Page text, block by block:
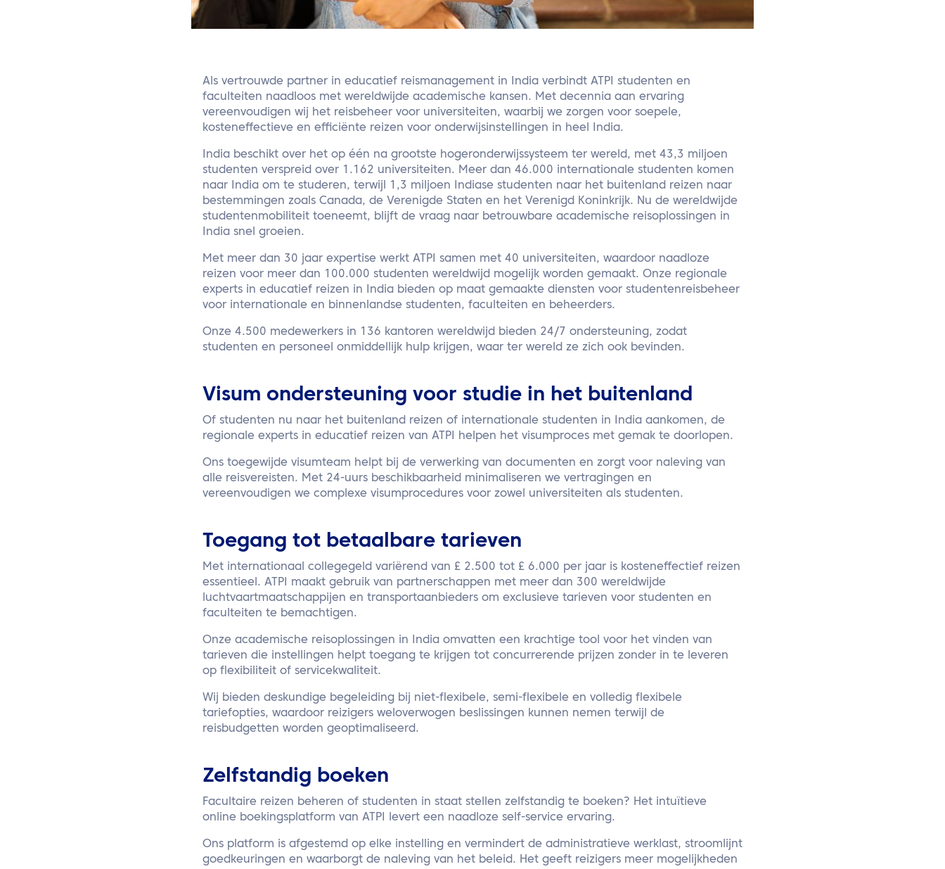
Als vertrouwde partner in educatief reismanagement in India verbindt ATPI studenten en
faculteiten naadloos met wereldwijde academische kansen. Met decennia aan ervaring
vereenvoudigen wij het reisbeheer voor universiteiten, waarbij we zorgen voor soepele,
kosteneffectieve en efficiënte reizen voor onderwijsinstellingen in heel India.
India beschikt over het op één na grootste hogeronderwijssysteem ter wereld, met 43,3 miljoen
studenten verspreid over 1.162 universiteiten. Meer dan 46.000 internationale studenten komen
naar India om te studeren, terwijl 1,3 miljoen Indiase studenten naar het buitenland reizen naar
bestemmingen zoals Canada, de Verenigde Staten en het Verenigd Koninkrijk. Nu de wereldwijde
studentenmobiliteit toeneemt, blijft de vraag naar betrouwbare academische reisoplossingen in
India snel groeien.
Met meer dan 30 jaar expertise werkt ATPI samen met 40 universiteiten, waardoor naadloze
reizen voor meer dan 100.000 studenten wereldwijd mogelijk worden gemaakt. Onze regionale
experts in educatief reizen in India bieden op maat gemaakte diensten voor studentenreisbeheer
voor internationale en binnenlandse studenten, faculteiten en beheerders.
Onze 4.500 medewerkers in 136 kantoren wereldwijd bieden 24/7 ondersteuning, zodat
studenten en personeel onmiddellijk hulp krijgen, waar ter wereld ze zich ook bevinden.
Visum ondersteuning voor studie in het buitenland
Of studenten nu naar het buitenland reizen of internationale studenten in India aankomen, de
regionale experts in educatief reizen van ATPI helpen het visumproces met gemak te doorlopen.
Ons toegewijde visumteam helpt bij de verwerking van documenten en zorgt voor naleving van
alle reisvereisten. Met 24-uurs beschikbaarheid minimaliseren we vertragingen en
vereenvoudigen we complexe visumprocedures voor zowel universiteiten als studenten.
Toegang tot betaalbare tarieven
Met internationaal collegegeld variërend van £ 2.500 tot £ 6.000 per jaar is kosteneffectief reizen
essentieel. ATPI maakt gebruik van partnerschappen met meer dan 300 wereldwijde
luchtvaartmaatschappijen en transportaanbieders om exclusieve tarieven voor studenten en
faculteiten te bemachtigen.
Onze academische reisoplossingen in India omvatten een krachtige tool voor het vinden van
tarieven die instellingen helpt toegang te krijgen tot concurrerende prijzen zonder in te leveren
op flexibiliteit of servicekwaliteit.
Wij bieden deskundige begeleiding bij niet-flexibele, semi-flexibele en volledig flexibele
tariefopties, waardoor reizigers weloverwogen beslissingen kunnen nemen terwijl de
reisbudgetten worden geoptimaliseerd.
Zelfstandig boeken
Facultaire reizen beheren of studenten in staat stellen zelfstandig te boeken? Het intuïtieve
online boekingsplatform van ATPI levert een naadloze self-service ervaring.
Ons platform is afgestemd op elke instelling en vermindert de administratieve werklast, stroomlijnt
goedkeuringen en waarborgt de naleving van het beleid. Het geeft reizigers meer mogelijkheden